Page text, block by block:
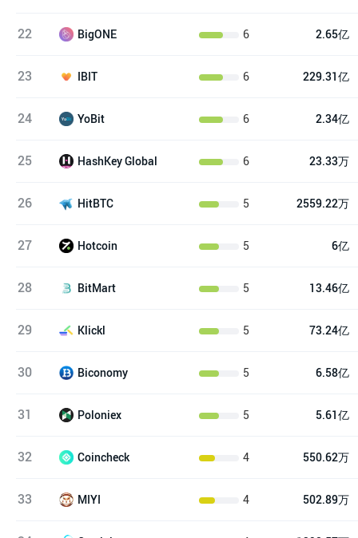
22 BigONE 6 2.65亿
23 IBIT 6 229.31亿
24 YoBit 6 2.34亿
25 HashKey Global 6 23.33万
26 HitBTC 5 2559.22万
27 Hotcoin 5 6亿
28 BitMart 5 13.46亿
29 Klickl 5 73.24亿
30 Biconomy 5 6.58亿
31 Poloniex 5 5.61亿
32 Coincheck 4 550.62万
33 MIYI 4 502.89万